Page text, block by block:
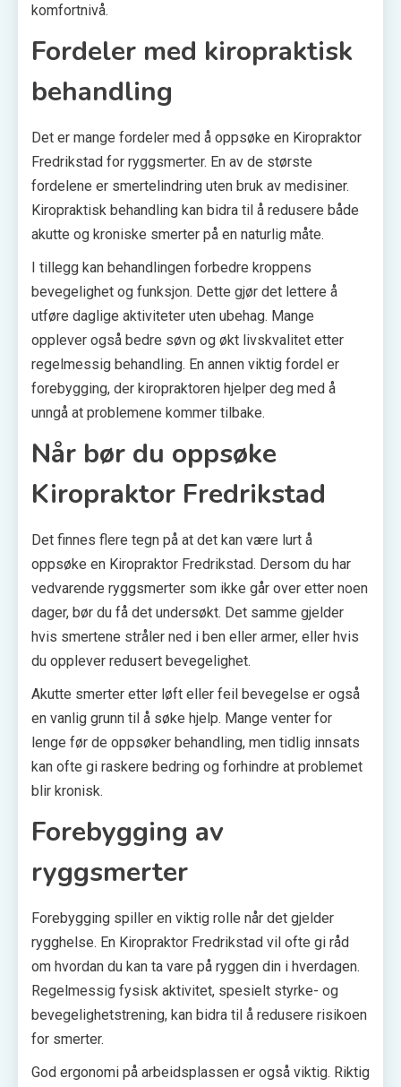
komfortnivå.
Fordeler med kiropraktisk
behandling
Det er mange fordeler med å oppsøke en Kiropraktor
Fredrikstad for ryggsmerter. En av de største
fordelene er smertelindring uten bruk av medisiner.
Kiropraktisk behandling kan bidra til å redusere både
akutte og kroniske smerter på en naturlig måte.
I tillegg kan behandlingen forbedre kroppens
bevegelighet og funksjon. Dette gjør det lettere å
utføre daglige aktiviteter uten ubehag. Mange
opplever også bedre søvn og økt livskvalitet etter
regelmessig behandling. En annen viktig fordel er
forebygging, der kiropraktoren hjelper deg med å
unngå at problemene kommer tilbake.
Når bør du oppsøke
Kiropraktor Fredrikstad
Det finnes flere tegn på at det kan være lurt å
oppsøke en Kiropraktor Fredrikstad. Dersom du har
vedvarende ryggsmerter som ikke går over etter noen
dager, bør du få det undersøkt. Det samme gjelder
hvis smertene stråler ned i ben eller armer, eller hvis
du opplever redusert bevegelighet.
Akutte smerter etter løft eller feil bevegelse er også
en vanlig grunn til å søke hjelp. Mange venter for
lenge før de oppsøker behandling, men tidlig innsats
kan ofte gi raskere bedring og forhindre at problemet
blir kronisk.
Forebygging av
ryggsmerter
Forebygging spiller en viktig rolle når det gjelder
rygghelse. En Kiropraktor Fredrikstad vil ofte gi råd
om hvordan du kan ta vare på ryggen din i hverdagen.
Regelmessig fysisk aktivitet, spesielt styrke- og
bevegelighetstrening, kan bidra til å redusere risikoen
for smerter.
God ergonomi på arbeidsplassen er også viktig. Riktig